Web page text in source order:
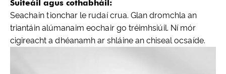
Suiteáil agus cothabháil:
Seachain tionchar le rudaí crua. Glan dromchla an
triantáin alúmanaim eochair go tréimhsiúil. Ní mór
cigireacht a dhéanamh ar shláine an chiseal ocsaíde.